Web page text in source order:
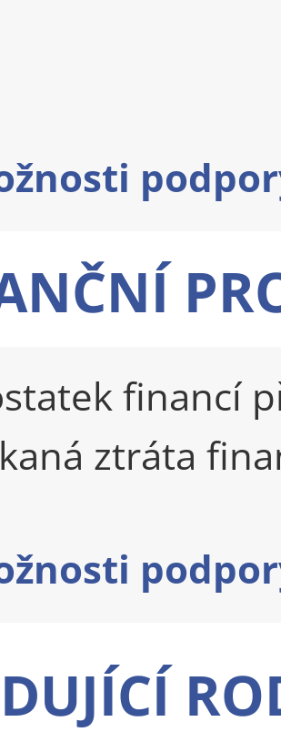
financí
ztráta